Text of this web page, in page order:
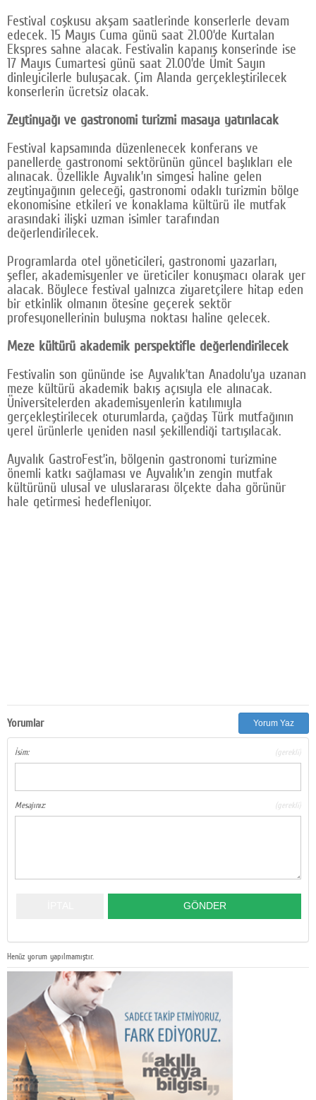
Festival coşkusu akşam saatlerinde konserlerle devam
edecek. 15 Mayıs Cuma günü saat 21.00’de Kurtalan
Ekspres sahne alacak. Festivalin kapanış konserinde ise
17 Mayıs Cumartesi günü saat 21.00’de Ümit Sayın
dinleyicilerle buluşacak. Çim Alanda gerçekleştirilecek
konserlerin ücretsiz olacak.
Zeytinyağı ve gastronomi turizmi masaya yatırılacak
Festival kapsamında düzenlenecek konferans ve
panellerde gastronomi sektörünün güncel başlıkları ele
alınacak. Özellikle Ayvalık’ın simgesi haline gelen
zeytinyağının geleceği, gastronomi odaklı turizmin bölge
ekonomisine etkileri ve konaklama kültürü ile mutfak
arasındaki ilişki uzman isimler tarafından
değerlendirilecek.
Programlarda otel yöneticileri, gastronomi yazarları,
şefler, akademisyenler ve üreticiler konuşmacı olarak yer
alacak. Böylece festival yalnızca ziyaretçilere hitap eden
bir etkinlik olmanın ötesine geçerek sektör
profesyonellerinin buluşma noktası haline gelecek.
Meze kültürü akademik perspektifle değerlendirilecek
Festivalin son gününde ise Ayvalık’tan Anadolu’ya uzanan
meze kültürü akademik bakış açısıyla ele alınacak.
Üniversitelerden akademisyenlerin katılımıyla
gerçekleştirilecek oturumlarda, çağdaş Türk mutfağının
yerel ürünlerle yeniden nasıl şekillendiği tartışılacak.
Ayvalık GastroFest’in, bölgenin gastronomi turizmine
önemli katkı sağlaması ve Ayvalık’ın zengin mutfak
kültürünü ulusal ve uluslararası ölçekte daha görünür
hale getirmesi hedefleniyor.
Yorumlar Yorum Yaz
İsim: (gerekli)
Mesajınız: (gerekli)
Henüz yorum yapılmamıştır.